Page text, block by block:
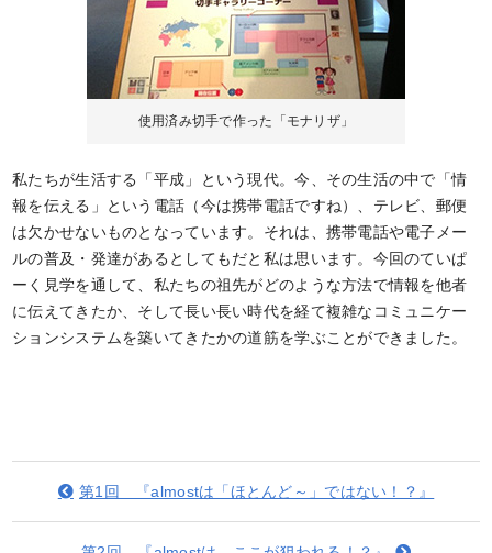
使用済み切手で作った「モナリザ」
私たちが生活する「平成」という現代。今、その生活の中で「情
報を伝える」という電話（今は携帯電話ですね）、テレビ、郵便
は欠かせないものとなっています。それは、携帯電話や電子メー
ルの普及・発達があるとしてもだと私は思います。今回のていぱ
ーく見学を通して、私たちの祖先がどのような方法で情報を他者
に伝えてきたか、そして長い長い時代を経て複雑なコミュニケー
ションシステムを築いてきたかの道筋を学ぶことができました。
第1回 『almostは「ほとんど～」ではない！？』